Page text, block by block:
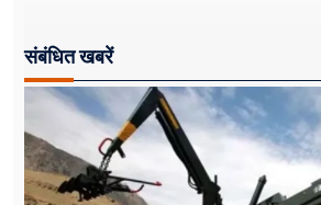
संबंधित खबरें